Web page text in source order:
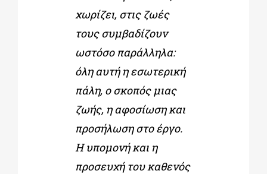
χωρίζει, στις ζωές
τους συμβαδίζουν
ωστόσο παράλληλα:
όλη αυτή η εσωτερική
πάλη, ο σκοπός μιας
ζωής, η αφοσίωση και
προσήλωση στο έργο.
Η υπομονή και η
προσευχή του καθενός